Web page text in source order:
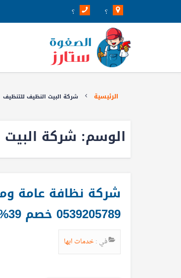
؟
الرئيسية شركة البيت النظيف للتنظيف
الوسم: شركة
شركة نظافة عامة
0539205789 خصم 39% اتصل الان
في : خدمات ابها